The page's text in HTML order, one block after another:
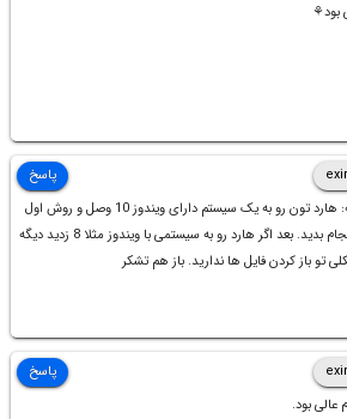
بود⚘
exir
نکته: هارد تون رو به یک سیستم دارای ویندوز 10 وصل و روش اول
را انجام بدید. بعد اگر هارد رو به سیستمی با ویندوز مثلا 8 زدید دیگه
تو باز کردن فایل ها ندارید. باز هم تشکر
پاسخ
exir
عالی بود.
پاسخ